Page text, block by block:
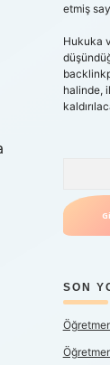
etmiş
Hukuka
halinde,
SON